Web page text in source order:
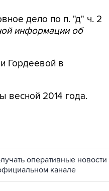
дело по п. "д" ч. 2
информации об
Гордеевой в
весной 2014 года.
оперативные новости
канале